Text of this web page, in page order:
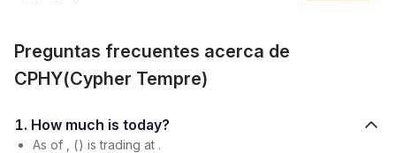
Preguntas frecuentes acerca de
CPHY(Cypher Tempre)
1. How much is today?
As of , () is trading at .